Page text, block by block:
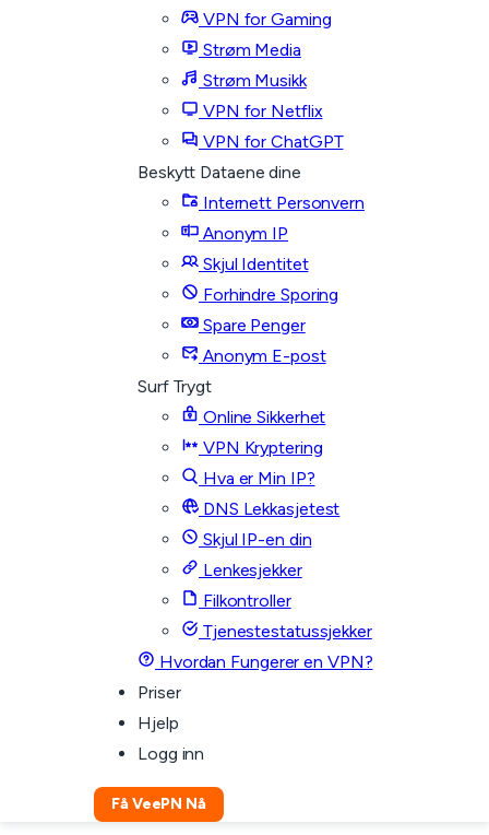
VPN for Gaming
Strøm Media
Strøm Musikk
VPN for Netflix
VPN for ChatGPT
Beskytt Dataene dine
Internett Personvern
Anonym IP
Skjul Identitet
Forhindre Sporing
Spare Penger
Anonym E-post
Surf Trygt
Online Sikkerhet
VPN Kryptering
Hva er Min IP?
DNS Lekkasjetest
Skjul IP-en din
Lenkesjekker
Filkontroller
Tjenestestatussjekker
Hvordan Fungerer en VPN?
Priser
Hjelp
Logg inn
Få VeePN Nå